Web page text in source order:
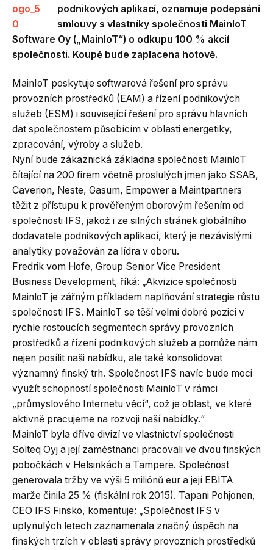
podnikových aplikací, oznamuje podepsání
smlouvy s vlastníky společnosti MainIoT
Software Oy („MainIoT“) o odkupu 100 % akcií
společnosti. Koupě bude zaplacena hotově.
MainIoT poskytuje softwarová řešení pro správu
provozních prostředků (EAM) a řízení podnikových
služeb (ESM) i související řešení pro správu hlavních
dat společnostem působícím v oblasti energetiky,
zpracování, výroby a služeb.
Nyní bude zákaznická základna společnosti MainloT
čítající na 200 firem včetně proslulých jmen jako SSAB,
Caverion, Neste, Gasum, Empower a Maintpartners
těžit z přístupu k prověřeným oborovým řešením od
společnosti IFS, jakož i ze silných stránek globálního
dodavatele podnikových aplikací, který je nezávislými
analytiky považován za lídra v oboru.
Fredrik vom Hofe, Group Senior Vice President
Business Development, říká: „Akvizice společnosti
MainloT je zářným příkladem naplňování strategie růstu
společnosti IFS. MainloT se těší velmi dobré pozici v
rychle rostoucích segmentech správy provozních
prostředků a řízení podnikových služeb a pomůže nám
nejen posílit naši nabídku, ale také konsolidovat
významný finský trh. Společnost IFS navíc bude moci
využít schopností společnosti MainloT v rámci
„průmyslového Internetu věcí“, což je oblast, ve které
aktivně pracujeme na rozvoji naší nabídky.“
MainloT byla dříve divizí ve vlastnictví společnosti
Solteq Oyj a její zaměstnanci pracovali ve dvou finských
pobočkách v Helsinkách a Tampere. Společnost
generovala tržby ve výši 5 miliónů eur a její EBITA
marže činila 25 % (fiskální rok 2015). Tapani Pohjonen,
CEO IFS Finsko, komentuje: „Společnost IFS v
uplynulých letech zaznamenala značný úspěch na
finských trzích v oblasti správy provozních prostředků